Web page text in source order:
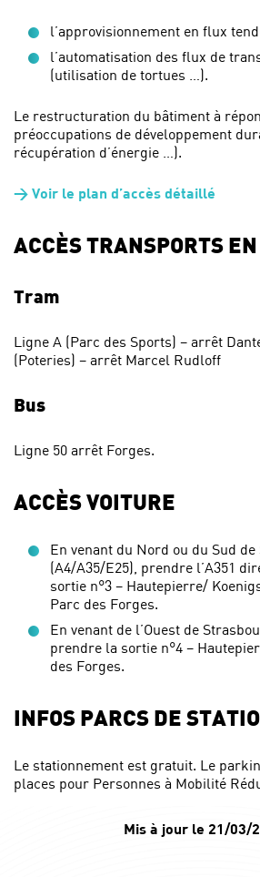
l’approvisionnement en flux
l’automatisation des flux de
(utilisation de tortues …).
Le restructuration du bâtiment à
préoccupations de développement
récupération d’énergie …).
> Voir le plan d’accès détaillé
ACCÈS TRANSPORTS EN
Tram
Ligne A (Parc des Sports) – arrêt
(Poteries) – arrêt Marcel Rudloff
Bus
Ligne 50 arrêt Forges.
ACCÈS VOITURE
En venant du Nord ou du Sud
(A4/A35/E25), prendre l’A351
sortie n°3 – Hautepierre/
Parc des Forges.
En venant de l’Ouest de
prendre la sortie n°4 –
des Forges.
INFOS PARCS DE
Le stationnement est gratuit. Le
places pour Personnes à Mobilité
Mis à jour le 21/03/